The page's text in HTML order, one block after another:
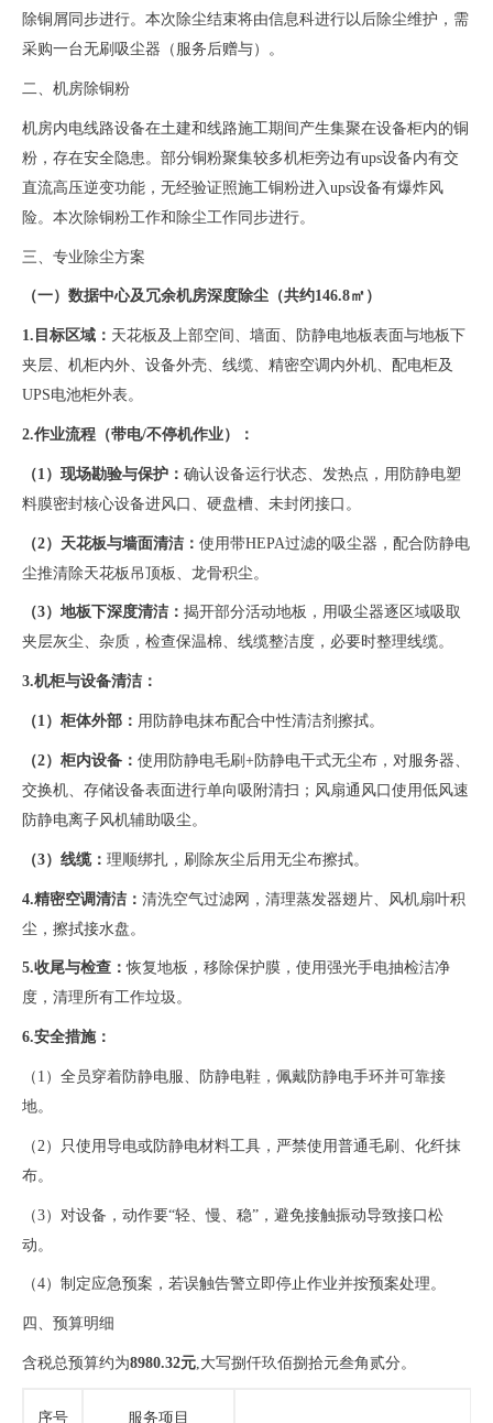
除铜屑同步进行。 本次除尘结束将由信息科进行以后除尘维护，需
采购一台无刷吸尘器（服务后赠与） 。
二、机房除铜粉
机房内电线路设备在土建和线路施工期间产生集聚在设备柜内的铜
粉，存在安全隐患。部分铜粉聚集较多机柜旁边有ups设备内有交
直流高压逆变功能，无经验证照施工铜粉进入ups设备有爆炸风
险。本次除铜粉工作和除尘工作同步进行。
三、专业除尘方案
（一）数据中心及冗余机房深度除尘（共约146.8㎡）
1.目标区域： 天花板及上部空间、墙面、防静电地板表面与地板下
夹层、机柜内外、设备外壳、线缆、精密空调内外机、配电柜及
UPS电池柜外表。
2.作业流程（带电/不停机作业）：
（1）现场勘验与保护： 确认设备运行状态、发热点，用防静电塑
料膜密封核心设备进风口、硬盘槽、未封闭接口。
（2）天花板与墙面清洁： 使用带HEPA过滤的吸尘器，配合防静电
尘推清除天花板吊顶板、龙骨积尘。
（3）地板下深度清洁： 揭开部分活动地板，用吸尘器逐区域吸取
夹层灰尘、杂质，检查保温棉、线缆整洁度，必要时整理线缆。
3.机柜与设备清洁：
（1）柜体外部： 用防静电抹布配合中性清洁剂擦拭。
（2）柜内设备： 使用防静电毛刷 +防静电干式无尘布，对服务器、
交换机、存储设备表面进行单向吸附清扫；风扇通风口使用低风速
防静电离子风机辅助吸尘。
（3）线缆： 理顺绑扎，刷除灰尘后用无尘布擦拭。
4.精密空调清洁： 清洗空气过滤网，清理蒸发器翅片、风机扇叶积
尘，擦拭接水盘。
5.收尾与检查：恢复地板，移除保护膜，使用强光手电抽检洁净
度，清理所有工作垃圾。
6.安全措施：
（ 1）全员穿着防静电服、防静电鞋，佩戴防静电手环并可靠接
地。
（ 2）只使用导电或防静电材料工具，严禁使用普通毛刷、化纤抹
布。
（3）对设备，动作要“轻、慢、稳”，避免接触振动导致接口松
动。
（4）制定应急预案，若误触告警立即停止作业并按预案处理。
四、预算明细
含税总预算约为8980.32元,大写捌仟玖佰捌拾元叁角贰分。
序号 服务项目